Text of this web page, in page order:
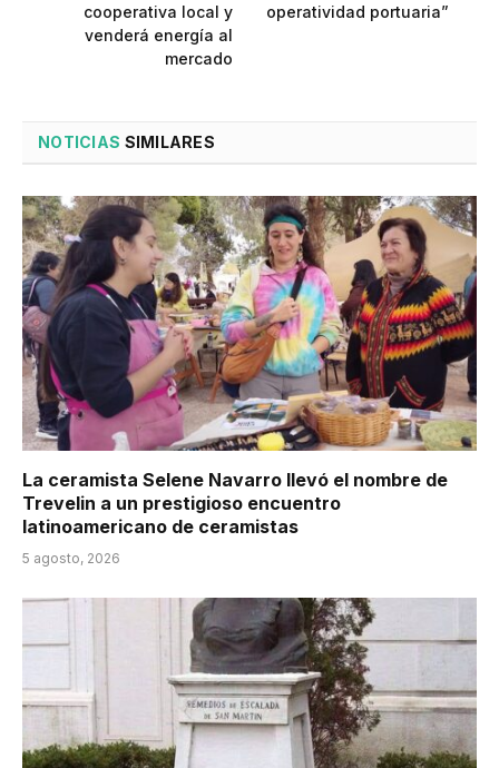
cooperativa local y
venderá energía al
mercado
operatividad portuaria”
NOTICIAS SIMILARES
La ceramista Selene Navarro llevó el nombre de
Trevelin a un prestigioso encuentro
latinoamericano de ceramistas
5 agosto, 2026